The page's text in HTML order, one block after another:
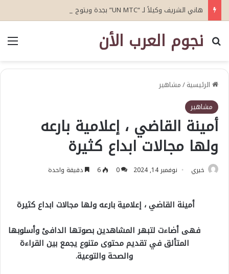
نجوم العرب الأن
بحث عن
الرئيسية/مشاهير
مشاهير
أمينة القاضي ، إعلامية بارعه
ولها مجالات ابداع كثيرة
خيري نوفمبر 14, 2024 0
6 دقيقة واحدة
أمينة القاضي ، إعلامية بارعه ولها مجالات ابداع كثيرة
فهى أضاءت لتبهر المشاهدين بصوتها الدافئ وأسلوبها
المتألق في تقديم محتوى متنوع يجمع بين القراءة
والصحة والتوعية.